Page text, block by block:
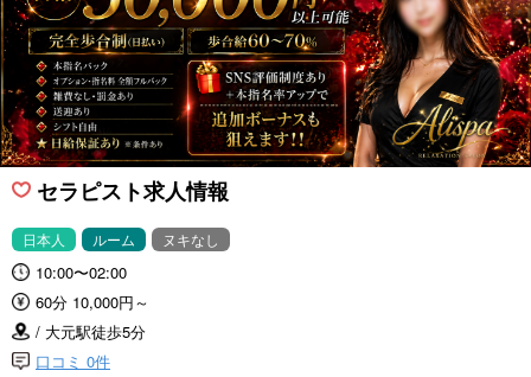
セラピスト求人情報
日本人 ルーム ヌキなし
10:00〜02:00
60分 10,000円～
/ 大元駅徒歩5分
口コミ 0件